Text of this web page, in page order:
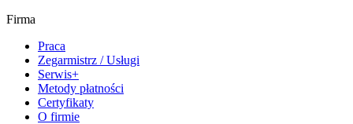
Firma
Praca
Zegarmistrz / Usługi
Serwis+
Metody płatności
Certyfikaty
O firmie